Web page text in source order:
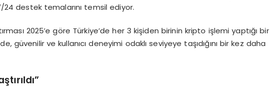
24 destek temalarını temsil ediyor.
2025’e göre Türkiye’de her 3 kişiden birinin kripto işlemi yaptığı bir
güvenilir ve kullanıcı deneyimi odaklı seviyeye taşıdığını bir kez daha